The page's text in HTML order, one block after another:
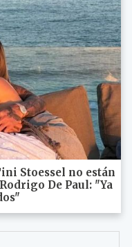
Stoessel no están
De Paul: "Ya